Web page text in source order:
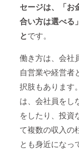
セージは、「お
合い方は選べる」
とです。
働き方は、会社
自営業や経営者
択肢もあります
は、会社員をし
をしたり、投資
て複数の収入の
とも身近になっ